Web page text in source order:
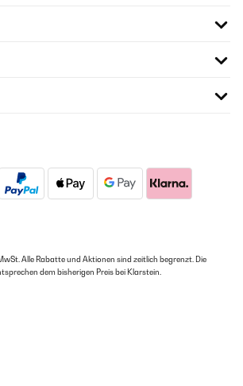
Alle Rabatte und Aktionen sind zeitlich begrenzt. Die
dem bisherigen Preis bei Klarstein.